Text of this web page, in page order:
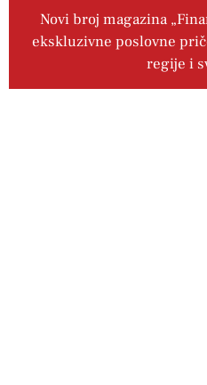
Novi broj magazina
ekskluzivne poslovne
regije i